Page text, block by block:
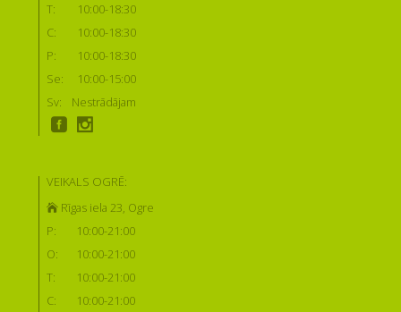
T:
10:00-18:30
C:
10:00-18:30
P:
10:00-18:30
Se:
10:00-15:00
Sv:
Nestrādājam
VEIKALS OGRĒ:
Rīgas iela 23, Ogre
P:
10:00-21:00
O:
10:00-21:00
T:
10:00-21:00
C:
10:00-21:00